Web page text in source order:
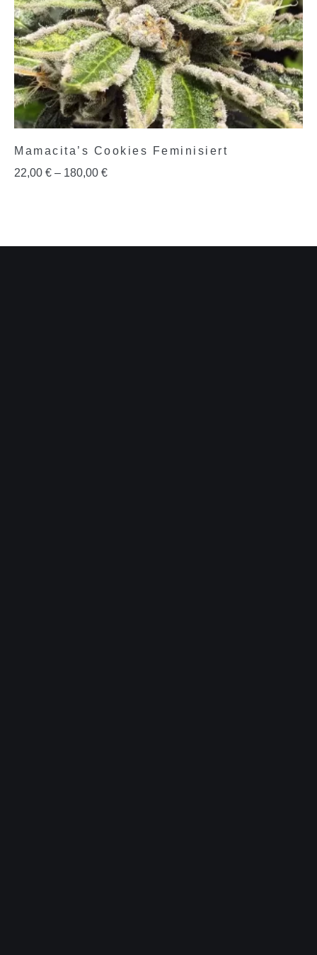
Mamacita’s Cookies Feminisiert
22,00 € – 180,00 €